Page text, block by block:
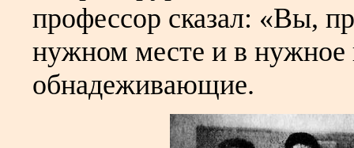
профессор сказал: «Вы,
нужном месте и в нужное
обнадеживающие.